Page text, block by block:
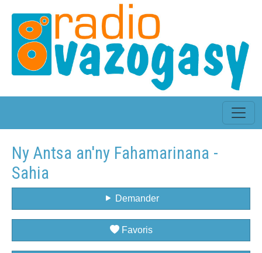
Ny Antsa an'ny Fahamarinana -
Sahia
Demander
Favoris